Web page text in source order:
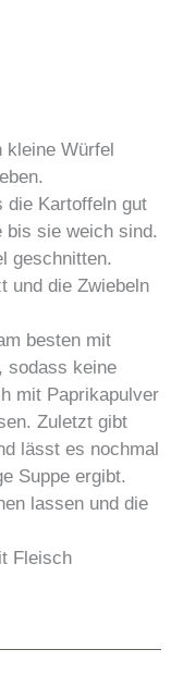
kleine Würfel
die Kartoffeln gut
bis sie weich sind.
geschnitten.
und die Zwiebeln
besten mit
sodass keine
mit Paprikapulver
Zuletzt gibt
lässt es nochmal
Suppe ergibt.
lassen und die
Fleisch